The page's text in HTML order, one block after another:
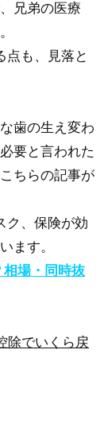
兄弟の医療
点も、見落と
歯の生え変わ
要と言われた
ちらの記事が
ク、保険が効
ます。
場・同時抜
除でいくら戻